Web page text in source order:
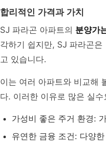
합리적인 가격과 가치
SJ 파라곤 아파트의 분양가
각하기 쉽지만, SJ 파라곤은
고 있습니다.
이는 여러 아파트와 비교해
다. 이러한 이유로 많은 실
가성비 좋은 주거 환경:
유연한 금융 조건: 다양